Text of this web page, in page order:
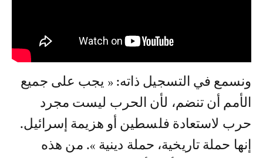
ونسمع في التسجيل ذاته: « يجب على جميع
الأمم أن تنضم، لأن الحرب ليست مجرد
حرب لاستعادة فلسطين أو هزيمة إسرائيل.
إنها حملة تاريخية، حملة دينية ». من هذه